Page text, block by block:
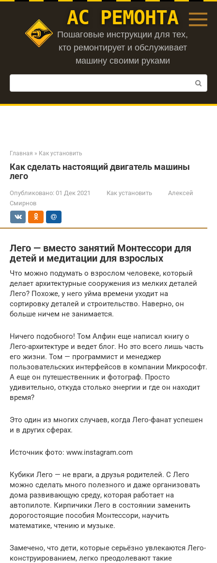
Перейти
АС РЕМОНТА
Пошаговые инструкции для тех,
кто ремонтирует и обслуживает
машину своими руками
Поиск:
Главная » Как установить
Как сделать настоящий двигатель машины
лего
Опубликовано: 01 Дек 2021 Как установить
Алексей
Смирнов
Лего — вместо занятий Монтессори для
детей и медитации для взрослых
Что можно подумать о взрослом человеке, который
делает архитектурные сооружения из мелких деталей
Лего? Похоже, у него уйма времени уходит на
сортировку деталей и строительство. Наверно, он
больше ничем не занимается.
Ничего подобного! Том Алфин еще написал книгу о
Лего-архитектуре и ведет блог. Но это всего лишь часть
его жизни. Том — программист и менеджер
пользовательских интерфейсов в компании Микрософт.
А еще он путешественник и фотограф. Просто
удивительно, откуда столько энергии и где он находит
время?
Это один из многих случаев, когда Лего-фанат успешен
и в других сферах.
Источник фото: www.instagram.com
Кубики Лего — не враги, а друзья родителей. С Лего
можно сделать много полезного и даже организовать
дома развивающую среду, которая работает на
автопилоте. Кирпичики Лего в состоянии заменить
дорогостоящие пособия Монтессори, научить
математике, чтению и музыке.
Замечено, что дети, которые серьёзно увлекаются Лего-
конструированием, легко преодолевают такие